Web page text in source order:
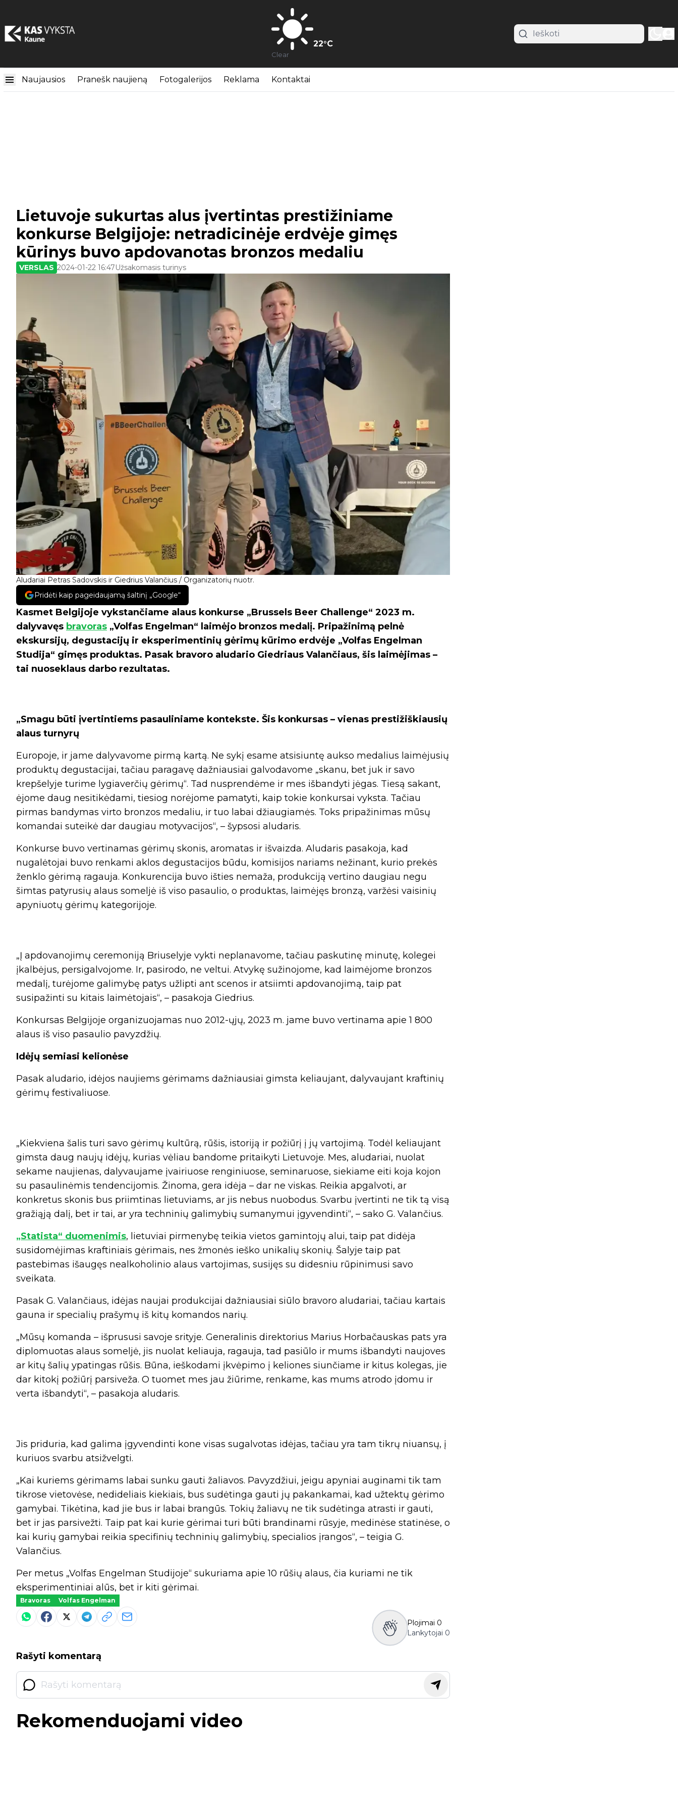
22°C
Clear
Naujausios Pranešk naujieną Fotogalerijos Reklama Kontaktai
Aludariai Petras Sadovskis ir Giedrius Valančius / Organizatorių nuotr.
Lietuvoje sukurtas alus įvertintas prestižiniame
konkurse Belgijoje: netradicinėje erdvėje gimęs
kūrinys buvo apdovanotas bronzos medaliu
VERSLAS 2024-01-22 16:47Užsakomasis turinys
Pridėti kaip pageidaujamą šaltinį „Google“
Kasmet Belgijoje vykstančiame alaus konkurse „Brussels Beer Challenge“ 2023 m.
dalyvavęs bravoras „Volfas Engelman“ laimėjo bronzos medalį. Pripažinimą pelnė
ekskursijų, degustacijų ir eksperimentinių gėrimų kūrimo erdvėje „Volfas Engelman
Studija“ gimęs produktas. Pasak bravoro aludario Giedriaus Valančiaus, šis laimėjimas –
tai nuoseklaus darbo rezultatas.
„Smagu būti įvertintiems pasauliniame kontekste. Šis konkursas – vienas prestižiškiausių
alaus turnyrų
Europoje, ir jame dalyvavome pirmą kartą. Ne sykį esame atsisiuntę aukso medalius laimėjusių
produktų degustacijai, tačiau paragavę dažniausiai galvodavome „skanu, bet juk ir savo
krepšelyje turime lygiaverčių gėrimų“. Tad nusprendėme ir mes išbandyti jėgas. Tiesą sakant,
ėjome daug nesitikėdami, tiesiog norėjome pamatyti, kaip tokie konkursai vyksta. Tačiau
pirmas bandymas virto bronzos medaliu, ir tuo labai džiaugiamės. Toks pripažinimas mūsų
komandai suteikė dar daugiau motyvacijos“, – šypsosi aludaris.
Konkurse buvo vertinamas gėrimų skonis, aromatas ir išvaizda. Aludaris pasakoja, kad
nugalėtojai buvo renkami aklos degustacijos būdu, komisijos nariams nežinant, kurio prekės
ženklo gėrimą ragauja. Konkurencija buvo išties nemaža, produkciją vertino daugiau negu
šimtas patyrusių alaus someljė iš viso pasaulio, o produktas, laimėjęs bronzą, varžėsi vaisinių
apyniuotų gėrimų kategorijoje.
„Į apdovanojimų ceremoniją Briuselyje vykti neplanavome, tačiau paskutinę minutę, kolegei
įkalbėjus, persigalvojome. Ir, pasirodo, ne veltui. Atvykę sužinojome, kad laimėjome bronzos
medalį, turėjome galimybę patys užlipti ant scenos ir atsiimti apdovanojimą, taip pat
susipažinti su kitais laimėtojais“, – pasakoja Giedrius.
Konkursas Belgijoje organizuojamas nuo 2012-ųjų, 2023 m. jame buvo vertinama apie 1 800
alaus iš viso pasaulio pavyzdžių.
Idėjų semiasi kelionėse
Pasak aludario, idėjos naujiems gėrimams dažniausiai gimsta keliaujant, dalyvaujant kraftinių
gėrimų festivaliuose.
„Kiekviena šalis turi savo gėrimų kultūrą, rūšis, istoriją ir požiūrį į jų vartojimą. Todėl keliaujant
gimsta daug naujų idėjų, kurias vėliau bandome pritaikyti Lietuvoje. Mes, aludariai, nuolat
sekame naujienas, dalyvaujame įvairiuose renginiuose, seminaruose, siekiame eiti koja kojon
su pasaulinėmis tendencijomis. Žinoma, gera idėja – dar ne viskas. Reikia apgalvoti, ar
konkretus skonis bus priimtinas lietuviams, ar jis nebus nuobodus. Svarbu įvertinti ne tik tą visą
gražiąją dalį, bet ir tai, ar yra techninių galimybių sumanymui įgyvendinti“, – sako G. Valančius.
„Statista“ duomenimis, lietuviai pirmenybę teikia vietos gamintojų alui, taip pat didėja
susidomėjimas kraftiniais gėrimais, nes žmonės ieško unikalių skonių. Šalyje taip pat
pastebimas išaugęs nealkoholinio alaus vartojimas, susijęs su didesniu rūpinimusi savo
sveikata.
Pasak G. Valančiaus, idėjas naujai produkcijai dažniausiai siūlo bravoro aludariai, tačiau kartais
gauna ir specialių prašymų iš kitų komandos narių.
„Mūsų komanda – išprususi savoje srityje. Generalinis direktorius Marius Horbačauskas pats yra
diplomuotas alaus someljė, jis nuolat keliauja, ragauja, tad pasiūlo ir mums išbandyti naujoves
ar kitų šalių ypatingas rūšis. Būna, ieškodami įkvėpimo į keliones siunčiame ir kitus kolegas, jie
dar kitokį požiūrį parsiveža. O tuomet mes jau žiūrime, renkame, kas mums atrodo įdomu ir
verta išbandyti“, – pasakoja aludaris.
Jis priduria, kad galima įgyvendinti kone visas sugalvotas idėjas, tačiau yra tam tikrų niuansų, į
kuriuos svarbu atsižvelgti.
„Kai kuriems gėrimams labai sunku gauti žaliavos. Pavyzdžiui, jeigu apyniai auginami tik tam
tikrose vietovėse, nedideliais kiekiais, bus sudėtinga gauti jų pakankamai, kad užtektų gėrimo
gamybai. Tikėtina, kad jie bus ir labai brangūs. Tokių žaliavų ne tik sudėtinga atrasti ir gauti,
bet ir jas parsivežti. Taip pat kai kurie gėrimai turi būti brandinami rūsyje, medinėse statinėse, o
kai kurių gamybai reikia specifinių techninių galimybių, specialios įrangos“, – teigia G.
Valančius.
Per metus „Volfas Engelman Studijoje“ sukuriama apie 10 rūšių alaus, čia kuriami ne tik
eksperimentiniai alūs, bet ir kiti gėrimai.
Bravoras Volfas Engelman
Plojimai 0
Lankytojai 0
Rašyti komentarą
Rekomenduojami video